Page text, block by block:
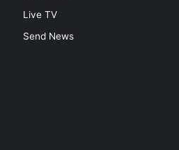
Live TV
Send News